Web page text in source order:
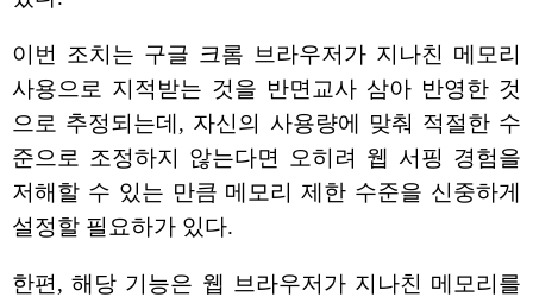
이번 조치는 구글 크롬 브라우저가 지나친 메모리
사용으로 지적받는 것을 반면교사 삼아 반영한 것
으로 추정되는데, 자신의 사용량에 맞춰 적절한 수
준으로 조정하지 않는다면 오히려 웹 서핑 경험을
저해할 수 있는 만큼 메모리 제한 수준을 신중하게
설정할 필요하가 있다.
한편, 해당 기능은 웹 브라우저가 지나친 메모리를